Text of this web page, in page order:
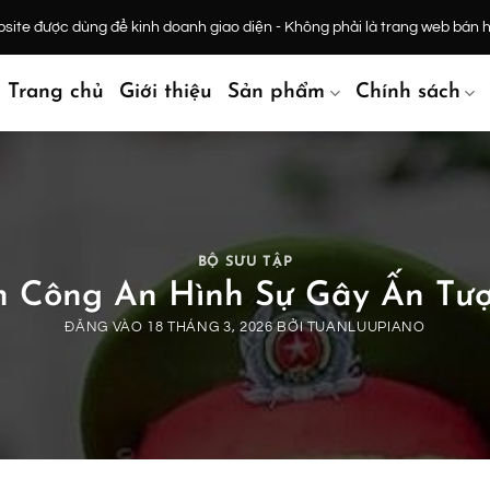
được dùng để kinh doanh giao diện - Không phải là trang web bán
Trang chủ Giới thiệu Sản phẩm Chính sách
BỘ SƯU TẬP
Công An Hình Sự Gây Ấn
ĐĂNG VÀO 18 THÁNG 3, 2026 BỞITUANLUUPIANO